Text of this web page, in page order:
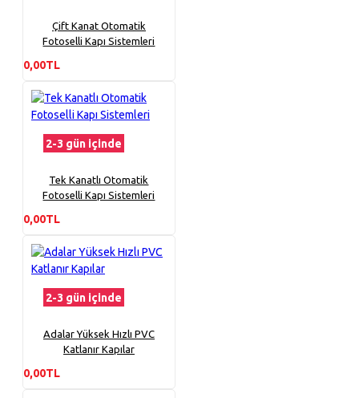
Çift Kanat Otomatik
Fotoselli Kapı Sistemleri
0,00TL
2-3 gün içinde
Tek Kanatlı Otomatik
Fotoselli Kapı Sistemleri
0,00TL
2-3 gün içinde
Adalar Yüksek Hızlı PVC
Katlanır Kapılar
0,00TL